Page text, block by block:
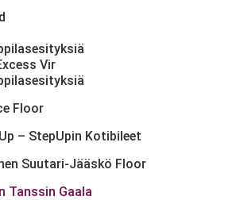
Vir
Floor
– StepUpin Kotibileet
Suutari-Jääskö Floor
Tanssin Gaala